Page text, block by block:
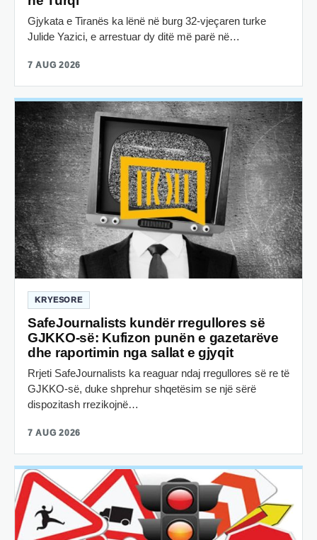
Gjykata e Tiranës ka lënë në burg 32-vjeçaren turke
Julide Yazici, e arrestuar dy ditë më parë në…
7 AUG 2026
KRYESORE
SafeJournalists kundër rregullores së
GJKKO-së: Kufizon punën e gazetarëve
dhe raportimin nga sallat e gjyqit
Rrjeti SafeJournalists ka reaguar ndaj rregullores së re të
GJKKO-së, duke shprehur shqetësim se një sërë
dispozitash rrezikojnë…
7 AUG 2026